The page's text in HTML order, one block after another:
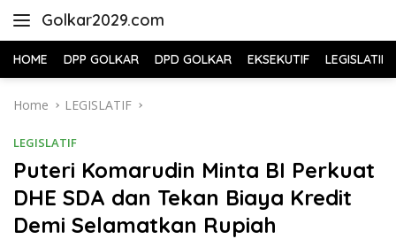
Golkar2029.com
HOME DPP GOLKAR DPD GOLKAR EKSEKUTIF LEGISLATIF
Home LEGISLATIF
LEGISLATIF
Puteri Komarudin Minta BI Perkuat
DHE SDA dan Tekan Biaya Kredit
Demi Selamatkan Rupiah